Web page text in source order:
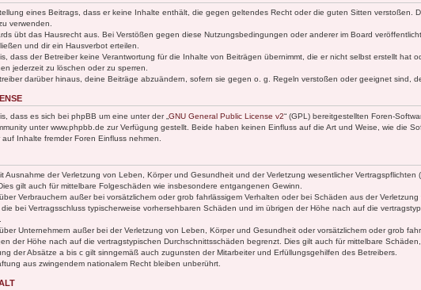
eines Beitrags, dass er keine Inhalte enthält, die gegen geltendes Recht oder die guten Sitten
verwenden.
übt das Hausrecht aus. Bei Verstößen gegen diese Nutzungsbedingungen oder anderer im Board
und dir ein Hausverbot erteilen.
dass der Betreiber keine Verantwortung für die Inhalte von Beiträgen übernimmt, die er nicht selbst erstellt
jederzeit zu löschen oder zu sperren.
darüber hinaus, deine Beiträge abzuändern, sofern sie gegen o. g. Regeln verstoßen oder geeignet sind,
dass es sich bei phpBB um eine unter der „ GNU General Public License v2“ (GPL) bereitgestellten Foren-
unter www.phpbb.de zur Verfügung gestellt. Beide haben keinen Einfluss auf die Art und Weise, wie die
Inhalte fremder Foren Einfluss nehmen.
Ausnahme der Verletzung von Leben, Körper und Gesundheit und der Verletzung wesentlicher
gilt auch für mittelbare Folgeschäden wie insbesondere entgangenen Gewinn.
Verbrauchern außer bei vorsätzlichem oder grob fahrlässigem Verhalten oder bei Schäden aus der
bei Vertragsschluss typischerweise vorhersehbaren Schäden und im übrigen der Höhe nach auf die
Unternehmern außer bei der Verletzung von Leben, Körper und Gesundheit oder vorsätzlichem oder grob
der Höhe nach auf die vertragstypischen Durchschnittsschäden begrenzt. Dies gilt auch für mittelbare
der Absätze a bis c gilt sinngemäß auch zugunsten der Mitarbeiter und Erfüllungsgehilfen des Betreibers.
aus zwingendem nationalem Recht bleiben unberührt.